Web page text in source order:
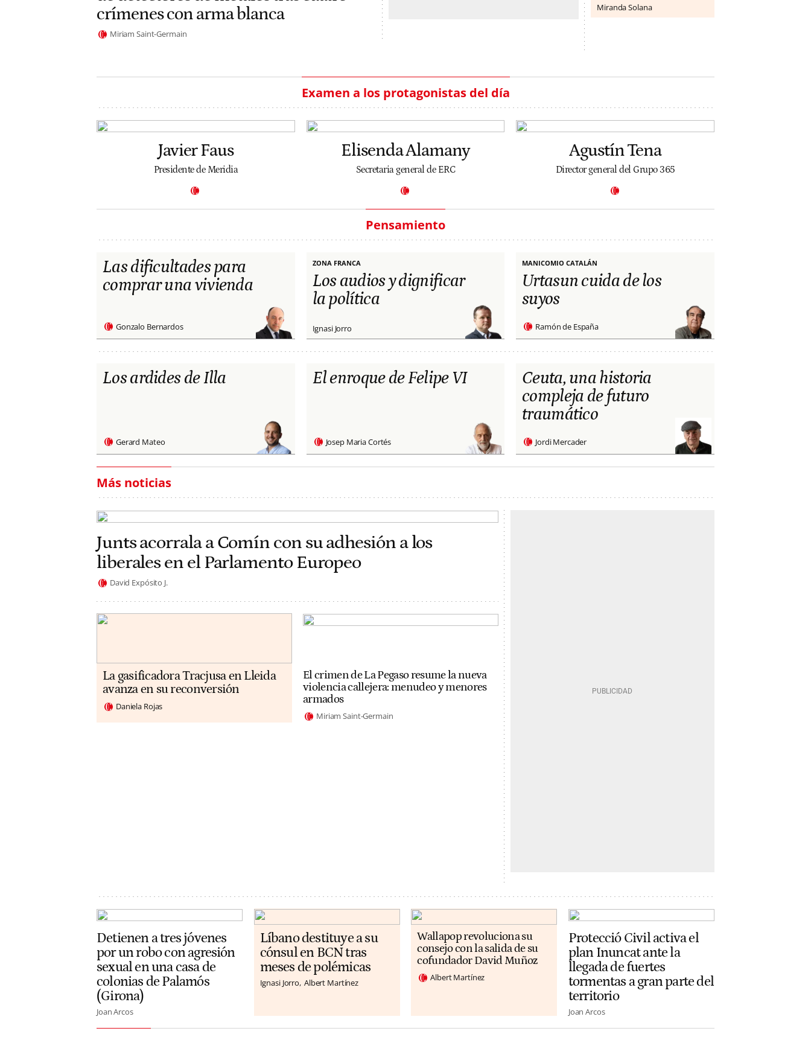
crímenes con arma blanca
Miriam Saint-Germain
Miranda Solana
Examen a los protagonistas del día
Javier Faus
Presidente de Meridia
Elisenda Alamany
Secretaria general de ERC
Agustín Tena
Director general del Grupo 365
Pensamiento
Las dificultades para
comprar una vivienda
Gonzalo Bernardos
ZONA FRANCA
Los audios y dignificar
la política
Ignasi Jorro
MANICOMIO CATALÁN
Urtasun cuida de los
suyos
Ramón de España
Los ardides de Illa
Gerard Mateo
El enroque de Felipe VI
Josep Maria Cortés
Ceuta, una historia
compleja de futuro
traumático
Jordi Mercader
Más noticias
Junts acorrala a Comín con su adhesión a los
liberales en el Parlamento Europeo
David Expósito J.
La gasificadora Tracjusa en Lleida
avanza en su reconversión
Daniela Rojas
El crimen de La Pegaso resume la nueva
violencia callejera: menudeo y menores
armados
Miriam Saint-Germain
Detienen a tres jóvenes
por un robo con agresión
sexual en una casa de
colonias de Palamós
(Girona)
Joan Arcos
Líbano destituye a su
cónsul en BCN tras
meses de polémicas
Ignasi Jorro Albert Martínez
Wallapop revoluciona su
consejo con la salida de su
cofundador David Muñoz
Albert Martínez
Protecció Civil activa el
plan Inuncat ante la
llegada de fuertes
tormentas a gran parte del
territorio
Joan Arcos